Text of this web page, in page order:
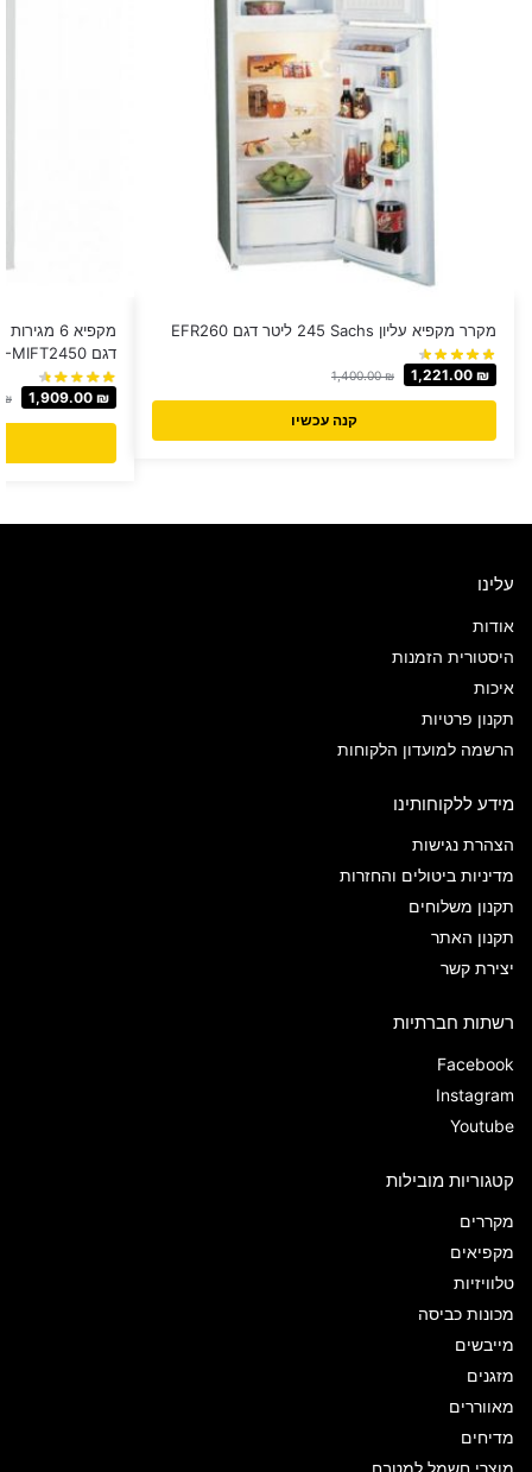
מקרר מקפיא עליון Sachs ‏245 ‏ליטר דגם EFR260
1,400.00₪ 1,221.00 ₪
קנה עכשיו
דגם NE-MIFT2450
₪ 1,909.00 ₪
עלינו
אודות
היסטורית הזמנות
איכות
תקנון פרטיות
הרשמה למועדון הלקוחות
מידע ללקוחותינו
הצהרת נגישות
מדיניות ביטולים והחזרות
תקנון משלוחים
תקנון האתר
יצירת קשר
רשתות חברתיות
Facebook
Instagram
Youtube
קטגוריות מובילות
מקררים
מקפיאים
טלוויזיות
מכונות כביסה
מייבשים
מזגנים
מאווררים
מדיחים